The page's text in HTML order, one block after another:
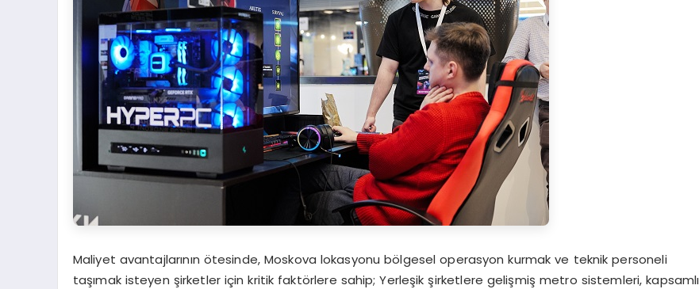
Maliyet avantajlarının ötesinde, Moskova lokasyonu bölgesel operasyon kurmak ve teknik personeli
taşımak isteyen şirketler için kritik faktörlere sahip; Yerleşik şirketlere gelişmiş metro sistemleri, kapsamlı